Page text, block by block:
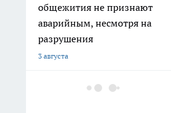
общежития не признают
аварийным, несмотря на
разрушения
3 августа
В Волгограде